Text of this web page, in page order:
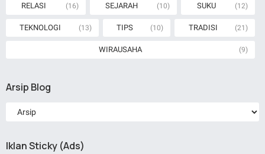
RELASI (16) SEJARAH (10) SUKU (12)
TEKNOLOGI (13) TIPS (10) TRADISI (21)
WIRAUSAHA (9)
Arsip Blog
Iklan Sticky (Ads)